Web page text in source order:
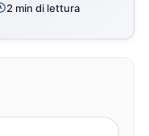
2 min di lettura